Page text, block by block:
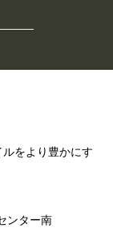
をより豊かにす
ンター南